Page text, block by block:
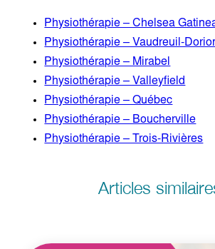
Physiothérapie – Chelsea
Physiothérapie – Vaudreuil-
Physiothérapie – Mirabel
Physiothérapie – Valleyfield
Physiothérapie – Québec
Physiothérapie – Boucherville
Physiothérapie – Trois-Rivières
Articles